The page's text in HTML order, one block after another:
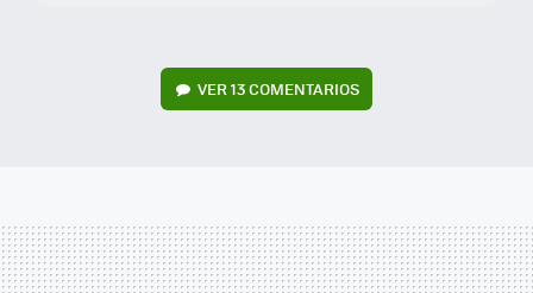
VER13 COMENTARIOS